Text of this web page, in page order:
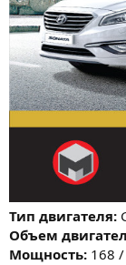
Тип двигателя:
Объем
Мощность: 168